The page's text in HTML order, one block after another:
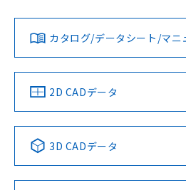
ダウンロードデータをご利用いただ
みください。
ソフトウェアの使用条件
対応済み
中国 RoHS 注意事項・凡例
Pb Hg
LR型式承認
（イギリス
船舶規格）
DNV型式承認
（ノルウェー
No No
この製品の規
その他の認証はこちらのペ
カタログ/データシート/マニ
2D CADデータ
3D CADデータ